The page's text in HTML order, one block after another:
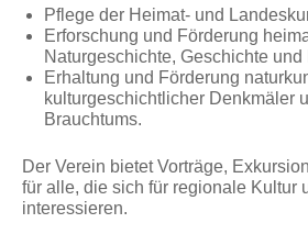
Pflege der Heimat- und
Erforschung und Förderung
Naturgeschichte, Geschichte
Erhaltung und Förderung
kulturgeschichtlicher Denkmäler
Brauchtums.
Der Verein bietet Vorträge,
für alle, die sich für regionale Kultur
interessieren.